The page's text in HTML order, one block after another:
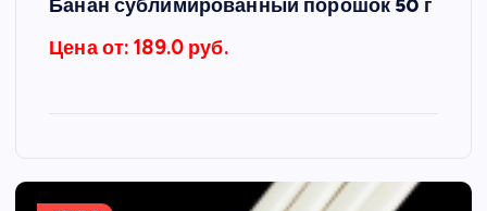
Банан сублимированный порошок 50 г
Цена от: 189.0 руб.